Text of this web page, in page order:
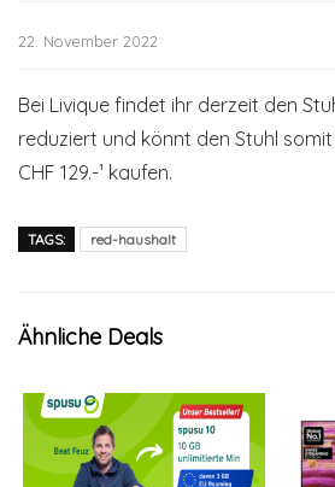
22. November 2022
Bei Livique findet ihr derzeit den
reduziert und könnt den Stuhl
CHF 129.-¹ kaufen.
TAGS: red-haushalt
Ähnliche Deals